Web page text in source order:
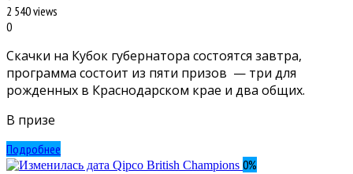
2 540 views
0
Скачки на Кубок губернатора состоятся завтра,
программа состоит из пяти призов — три для
рожденных в Краснодарском крае и два общих.
В призе
Подробнее
0%